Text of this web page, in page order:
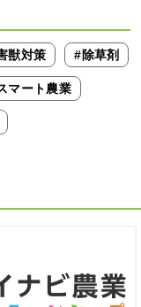
獣対策 #除草剤
マート農業